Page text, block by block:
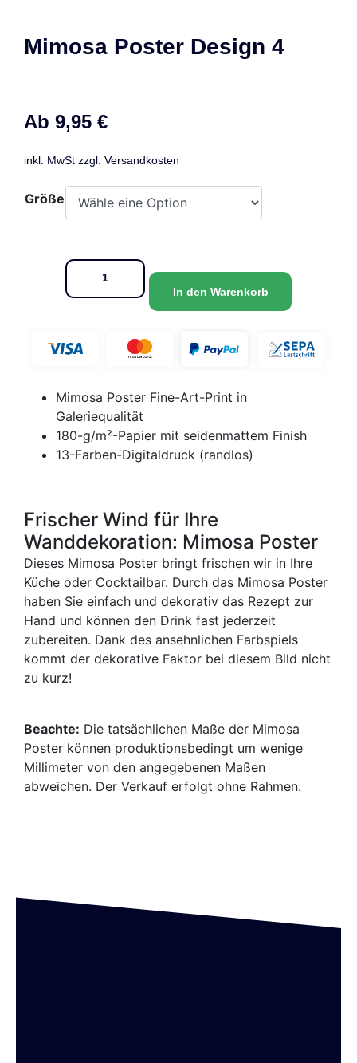
Mimosa Poster Design 4
Ab 9,95 €
inkl. MwSt zzgl. Versandkosten
Größe
In den Warenkorb
Mimosa Poster Fine-Art-Print in
Galeriequalität
180-g/m²-Papier mit seidenmattem Finish
13-Farben-Digitaldruck (randlos)
Frischer Wind für Ihre
Wanddekoration: Mimosa Poster
Dieses Mimosa Poster bringt frischen wir in Ihre
Küche oder Cocktailbar. Durch das Mimosa Poster
haben Sie einfach und dekorativ das Rezept zur
Hand und können den Drink fast jederzeit
zubereiten. Dank des ansehnlichen Farbspiels
kommt der dekorative Faktor bei diesem Bild nicht
zu kurz!
Beachte: Die tatsächlichen Maße der Mimosa
Poster können produktionsbedingt um wenige
Millimeter von den angegebenen Maßen
abweichen. Der Verkauf erfolgt ohne Rahmen.